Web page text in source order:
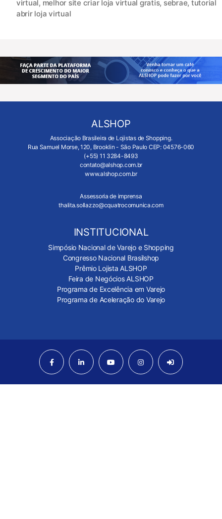
virtual, melhor site criar loja virtual gratis, sebrae, tutorial
abrir loja virtual
ALSHOP
Associação Brasileira de Lojistas de Shopping.
Rua Samuel Morse, 120, Brooklin - São Paulo CEP: 04576-060
(+55) 11 3284-8493
contato@alshop.com.br
www.alshop.com.br
Assessoria de imprensa
thalita.sollazzo@cquatrocomunica.com
INSTITUCIONAL
Simpósio Nacional de Varejo e Shopping
Congresso Nacional Brasilshop
Prêmio Lojista ALSHOP
Feira de Negócios ALSHOP
Programa de Excelência em Varejo
Programa de Aceleração do Varejo